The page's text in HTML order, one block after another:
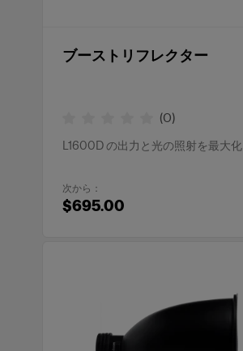
ブーストリフレクター
(0)
L1600D の出力と光の照射を最大化
次から：
$695.00